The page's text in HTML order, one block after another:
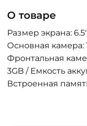
О товаре
Размер экрана:
Основная камера:
Фронтальная
3GB / Емкость
Встроенная